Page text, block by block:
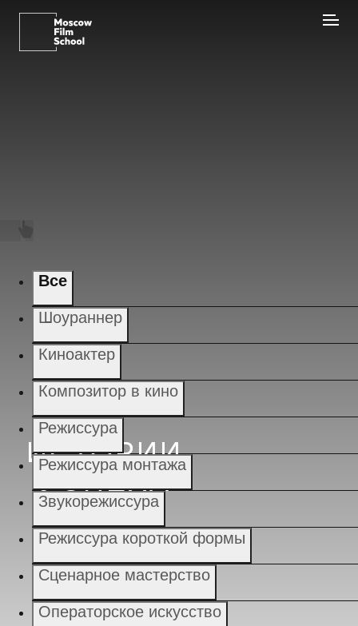
ИСТОРИИ
УСПЕХА
Все
Шоураннер
Киноактер
Композитор в кино
Режиссура
Режиссура монтажа
Звукорежиссура
Режиссура короткой формы
Сценарное мастерство
Операторское искусство